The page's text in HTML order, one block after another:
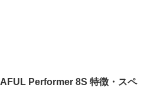
AFUL Performer 8S 特徴・スペ